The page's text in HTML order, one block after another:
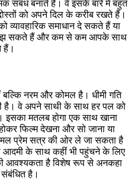
संबंध बनाते हैं। वे इसके बारे में बहुत
को अपने दिल के करीब रखते हैं।
समाधान दे सकते हैं या
सकते हैं और कम से कम आपके साथ
हैं।
बल्कि नरम और कोमल है। धीमी गति
वे अपने साथी के साथ हर पल को
मतलब होगा एक साथ खाना
फिल्म देखना और सो जाना या
प्रेम सत्र की ओर ले जा सकता है
के साथ कहीं भी पहुंचने के लिए
आवश्यकता है विशेष रूप से अनकहा
है।